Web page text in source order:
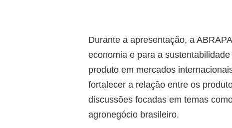
Durante a apresentação, a
economia e para a
produto em mercados
fortalecer a relação entre os
discussões focadas em temas
agronegócio brasileiro.